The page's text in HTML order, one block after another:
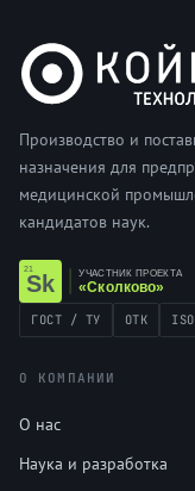
Производство и
назначения для
медицинской
кандидатов наук.
ГОСТ / ТУ ОТК
О КОМПАНИИ
О нас
Наука и разработка